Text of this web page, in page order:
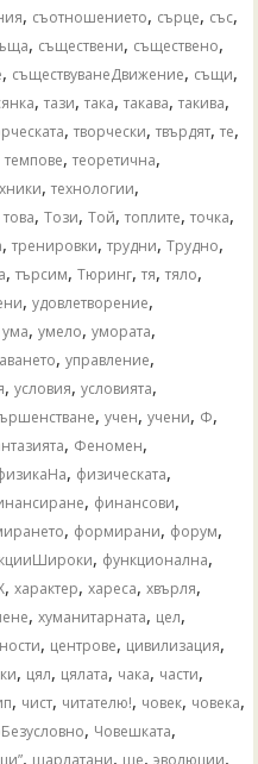
, съотношението, сърце, със,
, съществени, съществено,
, съществуванеДвижение, същи,
,тази,така,такава,такива,
,творчески,твърдят,те,
темпове,теоретична,
,технологии,
това,Този,Той,топлите,точка,
,тренировки,трудни,Трудно,
,търсим,Тюринг,тя,тяло,
,удовлетворение,
ума,умело,умората,
,управление,
,условия,условията,
,учен,учени, Ф,
, Феномен,
, физическата,
, финансови,
, формирани, форум,
, функционална,
,характер,хареса,хвърля,
,хуманитарната, цел,
, центрове, цивилизация,
, цял, цялата, чака, части,
, чист, читателю!, човек, човека,
, Човешката,
, шарлатани, ще,эволюции,